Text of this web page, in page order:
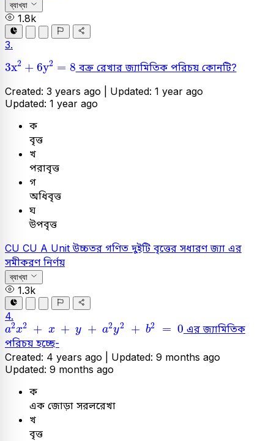
ব্যাখ্যা
1.8k
3.
3x2 + 6y2 = 8
3 x2 + 6 y2 8 বক্র রেখার জ্যামিতিক পরিচয় কোনটি?
Created: 3 years ago | Updated: 1 year ago
Updated: 1 year ago
ক
বৃত্ত
খ
পরাবৃত্ত
গ
অধিবৃত্ত
ঘ
উপবৃত্ত
CU CU A Unitউচ্চতর গণিত দুইটি বৃত্তের সধারণ জ্যা এর
সমীকরণ নির্ণয়
ব্যাখ্যা
1.3k
4.
a2x2 + x + y + a2y2 + b2 = 0
a2 x + y 2 2
এর জ্যামিতিক
পরিচয় হচ্ছে-
Created: 4 years ago | Updated: 9 months ago
Updated: 9 months ago
ক
এক জোড়া সরলরেখা
খ
বৃত্ত